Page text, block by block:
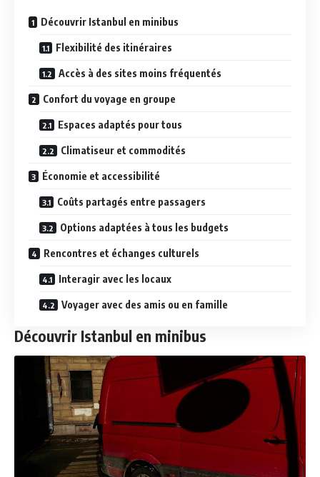
Découvrir Istanbul en minibus
Flexibilité des itinéraires
Accès à des sites moins fréquentés
Confort du voyage en groupe
Espaces adaptés pour tous
Climatiseur et commodités
Économie et accessibilité
Coûts partagés entre passagers
Options adaptées à tous les budgets
Rencontres et échanges culturels
Interagir avec les locaux
Voyager avec des amis ou en famille
Découvrir Istanbul en minibus